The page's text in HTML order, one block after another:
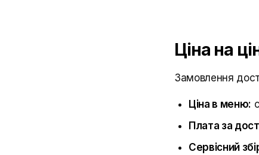
Ціна на
Замовлення
Ціна в меню:
Плата за
Сервісний